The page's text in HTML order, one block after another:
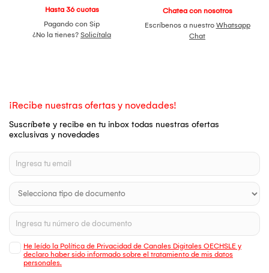
Hasta 36 cuotas
Pagando con Sip
¿No la tienes? Solicítala
Chatea con nosotros
Escríbenos a nuestro Whatsapp
Chat
¡Recibe nuestras ofertas y novedades!
Suscríbete y recibe en tu inbox todas nuestras ofertas
exclusivas y novedades
He leído la Política de Privacidad de Canales Digitales OECHSLE y
declaro haber sido informado sobre el tratamiento de mis datos
personales.